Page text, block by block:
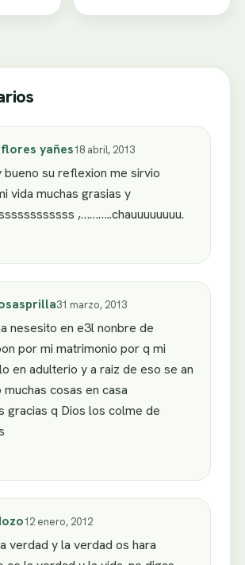
yañes18 abril, 2013
bueno su reflexion me sirvio
vida muchas grasias y
,………..chauuuuuuuu.
31 marzo, 2013
nesesito en e3l nonbre de
por mi matrimonio por q mi
en adulterio y a raiz de eso se an
cosas en casa
gracias q Dios los colme de
12 enero, 2012
verdad y la verdad os hara